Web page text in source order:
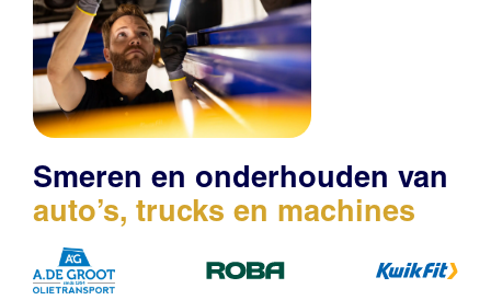
Smeren en onderhouden van
auto’s, trucks en machines